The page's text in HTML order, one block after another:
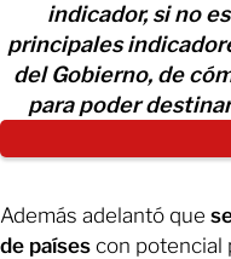
indicador, si no
principales
del Gobierno, de
para poder
Además adelantó que
de países con potencial